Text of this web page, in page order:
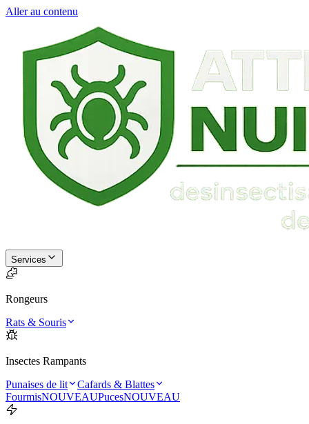
Aller au contenu
Services
Rongeurs
Rats & Souris
Insectes Rampants
Punaises de lit
Cafards & Blattes
FourmisNOUVEAUPucesNOUVEAU